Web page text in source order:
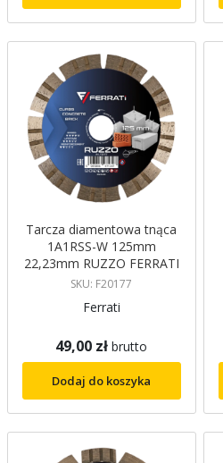
Tarcza diamentowa tnąca
1A1RSS-W 125mm
22,23mm RUZZO FERRATI
SKU: F20177
Ferrati
49,00 zł brutto
Dodaj do koszyka